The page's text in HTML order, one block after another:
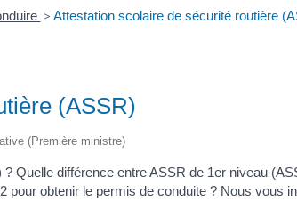
> Attestation scolaire de sécurité routière
(ASSR)
(Première ministre)
Quelle différence entre ASSR de 1er niveau
obtenir le permis de conduite ? Nous vous